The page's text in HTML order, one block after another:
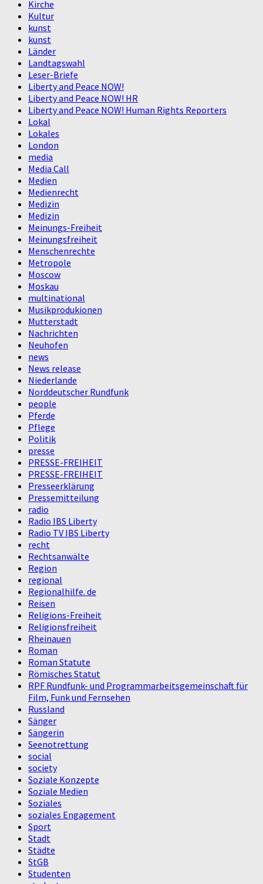
Kirche
Kultur
kunst
kunst
Länder
Landtagswahl
Leser-Briefe
Liberty and Peace NOW!
Liberty and Peace NOW! HR
Liberty and Peace NOW! Human Rights Reporters
Lokal
Lokales
London
media
Media Call
Medien
Medienrecht
Medizin
Medizin
Meinungs-Freiheit
Meinungsfreiheit
Menschenrechte
Metropole
Moscow
Moskau
multinational
Musikprodukionen
Mutterstadt
Nachrichten
Neuhofen
news
News release
Niederlande
Norddeutscher Rundfunk
people
Pferde
Pflege
Politik
presse
PRESSE-FREIHEIT
PRESSE-FREIHEIT
Presseerklärung
Pressemitteilung
radio
Radio IBS Liberty
Radio TV IBS Liberty
recht
Rechtsanwälte
Region
regional
Regionalhilfe. de
Reisen
Religions-Freiheit
Religionsfreiheit
Rheinauen
Roman
Roman Statute
Römisches Statut
RPF Rundfunk- und Programmarbeitsgemeinschaft für
Film, Funk und Fernsehen
Russland
Sänger
Sängerin
Seenotrettung
social
society
Soziale Konzepte
Soziale Medien
Soziales
soziales Engagement
Sport
Stadt
Städte
StGB
Studenten